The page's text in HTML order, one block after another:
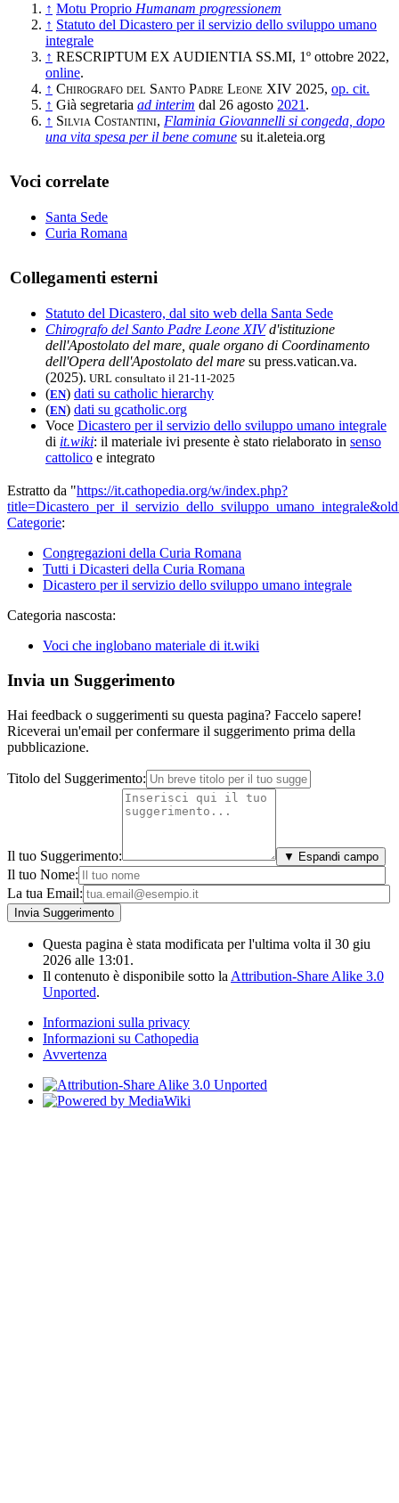
↑ Motu Proprio Humanam progressionem
↑ Statuto del Dicastero per il servizio dello sviluppo umano
integrale
↑ RESCRIPTUM EX AUDIENTIA SS.MI, 1º ottobre 2022,
online.
↑ Chirografo del Santo Padre Leone XIV 2025, op. cit.
↑ Già segretaria ad interim dal 26 agosto 2021 .
↑ Silvia Costantini, Flaminia Giovannelli si congeda, dopo
una vita spesa per il bene comune su it.aleteia.org
Voci correlate
Santa Sede
Curia Romana
Collegamenti esterni
Statuto del Dicastero, dal sito web della Santa Sede
Chirografo del Santo Padre Leone XIVd'istituzione
dell'Apostolato del mare, quale organo di Coordinamento
dell'Opera dell'Apostolato del mare su press.vatican.va.
(2025). URL consultato il 21-11-2025
(EN) dati su catholic hierarchy
(EN) dati su gcatholic.org
Voce Dicastero per il servizio dello sviluppo umano integrale
di it.wiki: il materiale ivi presente è stato rielaborato in senso
cattolico e integrato
Estratto da "https://it.cathopedia.org/w/index.php?
Categorie:
Congregazioni della Curia Romana
Tutti i Dicasteri della Curia Romana
Dicastero per il servizio dello sviluppo umano integrale
Categoria nascosta:
Voci che inglobano materiale di it.wiki
Invia un Suggerimento
Hai feedback o suggerimenti su questa pagina? Faccelo sapere!
Riceverai un'email per confermare il suggerimento prima della
pubblicazione.
Titolo del Suggerimento:
Il tuo Suggerimento: ▼ Espandi campo
Il tuo Nome:
La tua Email:
Questa pagina è stata modificata per l'ultima volta il 30 giu
2026 alle 13:01.
Il contenuto è disponibile sotto la Attribution-Share Alike 3.0
Unported.
Informazioni sulla privacy
Informazioni su Cathopedia
Avvertenza